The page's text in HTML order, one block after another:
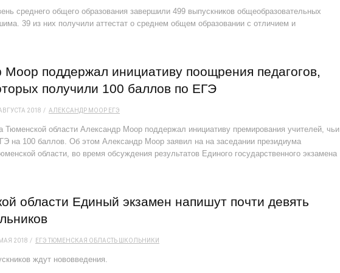
среднего общего образования завершили 499 выпускников общеобразовательных
39 из них получили аттестат о среднем общем образовании с отличием и
Моор поддержал инициативу поощрения педагогов,
получили 100 баллов по ЕГЭ
2018 АЛЕКСАНДР МООР ЕГЭ
Тюменской области Александр Моор поддержал инициативу премирования учителей, чьи
на 100 баллов. Об этом Александр Моор заявил на на заседании президиума
области, во время обсуждения результатов Единого государственного экзамена
области Единый экзамен напишут почти девять
2018 ЕГЭ ТЮМЕНСКАЯ ОБЛАСТЬ ШКОЛЬНИКИ
ждут нововведения.